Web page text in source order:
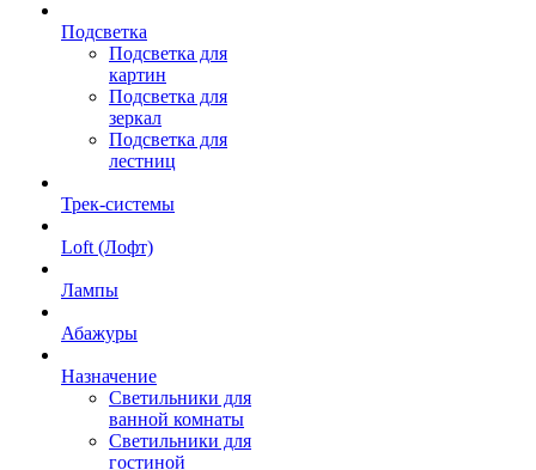
Подсветка
Подсветка для
картин
Подсветка для
зеркал
Подсветка для
лестниц
Трек-системы
Loft (Лофт)
Лампы
Абажуры
Назначение
Светильники для
ванной комнаты
Светильники для
гостиной